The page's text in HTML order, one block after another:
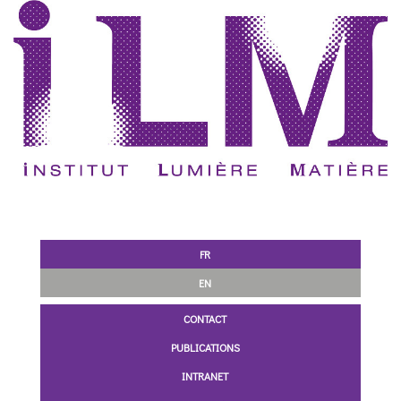
FR
EN
CONTACT
PUBLICATIONS
INTRANET